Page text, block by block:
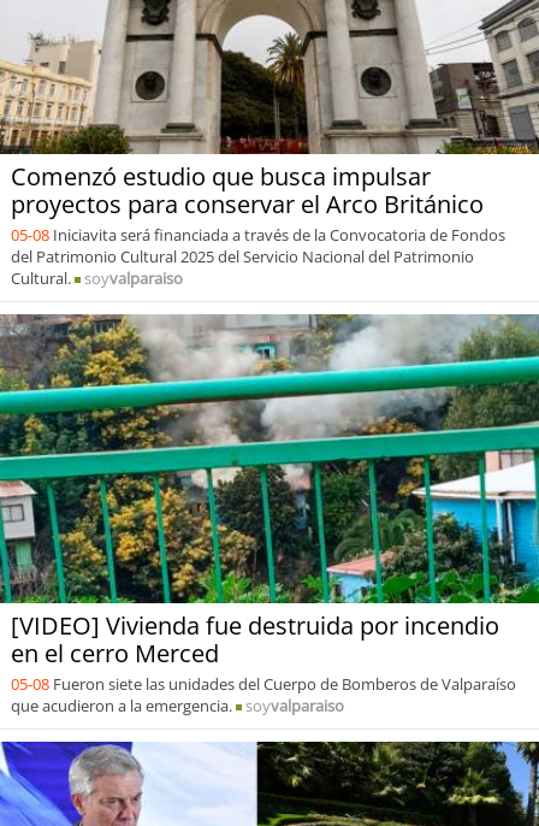
Comenzó estudio que busca impulsar
proyectos para conservar el Arco Británico
05-08 Iniciavita será financiada a través de la Convocatoria de Fondos
del Patrimonio Cultural 2025 del Servicio Nacional del Patrimonio
Cultural.
soyvalparaiso
[VIDEO] Vivienda fue destruida por incendio
en el cerro Merced
05-08 Fueron siete las unidades del Cuerpo de Bomberos de Valparaíso
que acudieron a la emergencia.
soyvalparaiso